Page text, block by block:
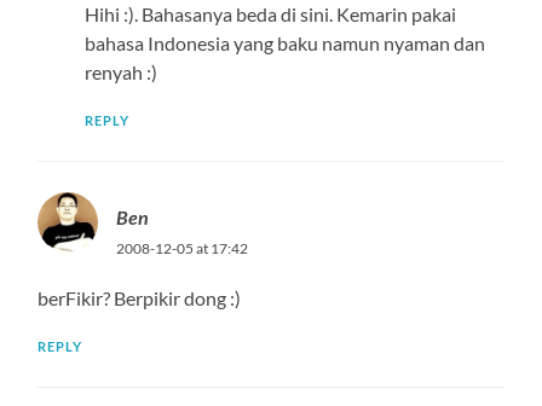
Hihi :). Bahasanya beda di sini. Kemarin pakai
bahasa Indonesia yang baku namun nyaman dan
renyah :)
REPLY
Ben
2008-12-05 at 17:42
berFikir? Berpikir dong :)
REPLY